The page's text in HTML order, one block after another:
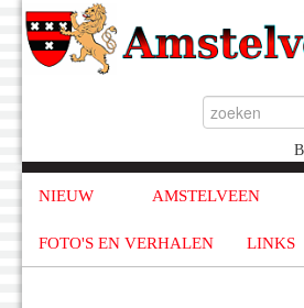
NIEUW AMSTELVEEN
FOTO'S EN VERHALEN LINKS